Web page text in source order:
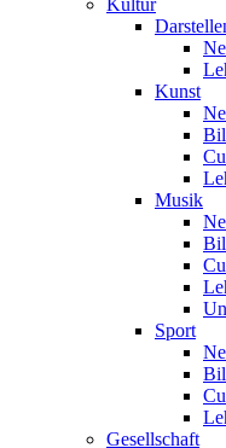
Kultur
Kunst
Musik
Sport
Gesellschaft